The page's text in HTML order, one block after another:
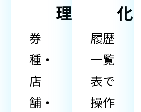
理
券
種・
店
舗・
化
履歴
一覧
表で
操作